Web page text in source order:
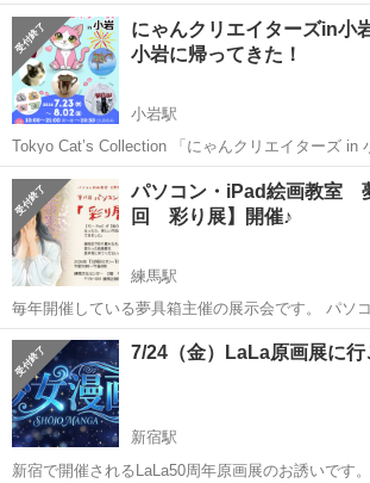
時 7/29 17時～20時 世界のエッセンスで私をもっと自由に、もっと私
らしく。 自分を解放して楽しまな...
東京 新宿区 新宿御苑前駅 展示会
にゃんクリエイターズin
小岩に帰ってきた！
小岩駅
Tokyo Cat’s Collection 「にゃんクリエイターズ in 小岩」 「
その瞬間、あなたの“運命の猫作品”が待っている。
エイターたちが集う、期間限定のアート＆クラフ
東京 江戸川区 展示会 クリエ
パソコン・iPad絵画教室
回 彩り展】開催♪
練馬駅
毎年開催している夢具箱主催の展示会です。 パソコンやiPad・タブレ
ット端末を使用して描いた講師や生徒の絵画・イ
やアニメーションなども展示しております。 【使用ソフト】 クリップ
スタジオ・...
東京 練馬区 練馬駅 展示会 会場
7/24（金）LaLa原画展に行
新宿駅
新宿で開催されるLaLa50周年原画展のお誘いです